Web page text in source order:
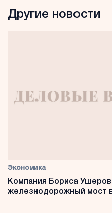
Другие новости
Экономика
Компания Бориса
железнодорожный мост